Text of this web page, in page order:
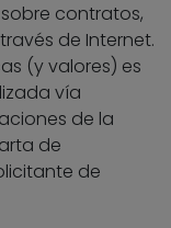
contratos,
de Internet.
(y valores) es
vía
de la
de
de